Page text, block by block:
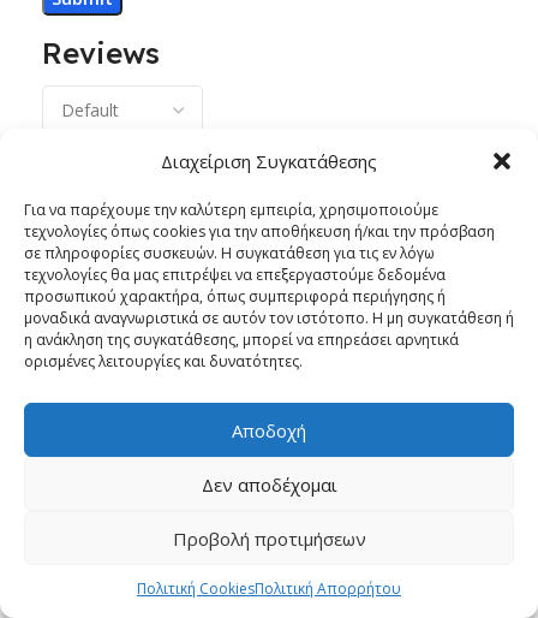
Διαχείριση Συγκατάθεσης
Για να παρέχουμε την καλύτερη εμπειρία, χρησιμοποιούμε
τεχνολογίες όπως cookies για την αποθήκευση ή/και την πρόσβαση
σε πληροφορίες συσκευών. Η συγκατάθεση για τις εν λόγω
τεχνολογίες θα μας επιτρέψει να επεξεργαστούμε δεδομένα
προσωπικού χαρακτήρα, όπως συμπεριφορά περιήγησης ή
μοναδικά αναγνωριστικά σε αυτόν τον ιστότοπο. Η μη συγκατάθεση ή
η ανάκληση της συγκατάθεσης, μπορεί να επηρεάσει αρνητικά
ορισμένες λειτουργίες και δυνατότητες.
Αποδοχή
Δεν αποδέχομαι
Προβολή προτιμήσεων
Πολιτική CookiesΠολιτική Απορρήτου
Reviews
There are no reviews yet.
Η έξυπνη επιλογή για το σύγχρονο
Menu